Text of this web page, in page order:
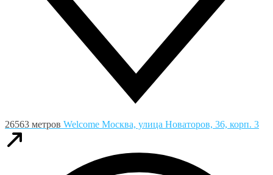
26563 метров Welcome Москва, улица Новаторов, 36, корп. 3